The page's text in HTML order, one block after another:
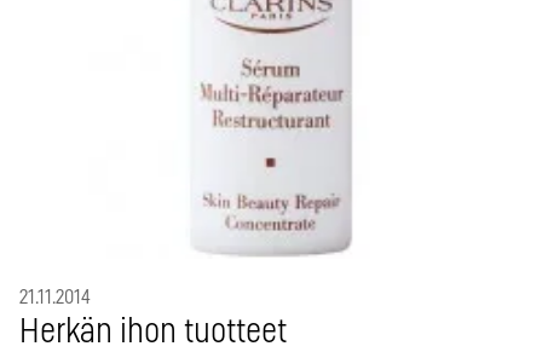
21.11.2014
Herkän ihon tuotteet